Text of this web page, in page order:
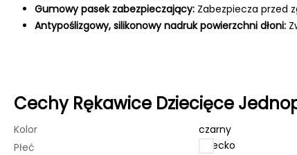
Gumowy pasek zabezpieczający: Zabezpiecza przed
Antypoślizgowy, silikonowy nadruk powierzchni dłoni:
Cechy Rękawice Dziecięce
Kolor
czarny
Płeć
dziecko